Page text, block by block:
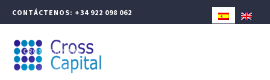
CONTÁCTENOS: +34 922 098 062
CROSS CAPITAL